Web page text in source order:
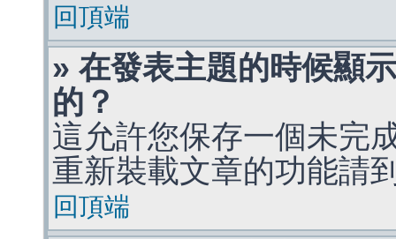
回頂端
» 在發表主題的時候顯
的？
這允許您保存一個未完
重新裝載文章的功能請
回頂端